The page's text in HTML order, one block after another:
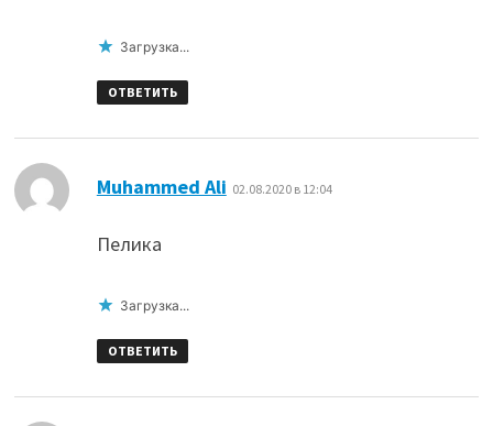
Загрузка...
ОТВЕТИТЬ
Muhammed Ali 02.08.2020 в 12:04
Пелика
Загрузка...
ОТВЕТИТЬ